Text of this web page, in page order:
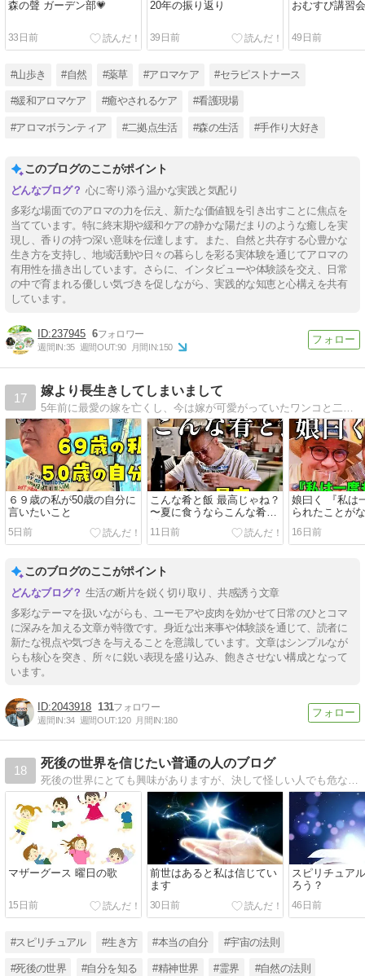
森の聲 ガーデン部💗
33日前
20年の振り返り
39日前
おむすび講習会
49日前
#山歩き #自然 #薬草 #アロマケア #セラピストナース
#緩和アロマケア #癒やされるケア #看護現場
#アロマボランティア #二拠点生活 #森の生活 #手作り大好き
このブログのここがポイント
心に寄り添う温かな実践と気配り
多彩な場面でのアロマの力を伝え、新たな価値観を引き出すことに焦点を
当てています。特に終末期や緩和ケアの静かな陽だまりのような癒しを実
現し、香りの持つ深い意味を伝達します。また、自然と共存する心豊かな
生き方を支持し、地域活動や日々の暮らしを彩る実体験を通じてアロマの
有用性を描き出しています。さらに、インタビューや体験談を交え、日常
の中で育まれる優しい気づきを促しながら、実践的な知恵と心構えを共有
しています。
237945 6
週間IN:35 週間OUT:90 月間IN:150
17
嫁より長生きしてしまいまして
６９歳の私が50歳の自分に
言いたいこと
5日前
こんな肴と飯 最高じゃね？
〜夏に食うならこんな肴と
11日前
娘曰く 『私は
られたことが
16日前
このブログのここがポイント
生活の断片を鋭く切り取り、共感誘う文章
多彩なテーマを扱いながらも、ユーモアや皮肉を効かせて日常のひとコマ
に深みを加える文章が特徴です。身近な出来事や体験談を通じて、読者に
新たな視点や気づきを与えることを意識しています。文章はシンプルなが
らも核心を突き、所々に鋭い表現を盛り込み、飽きさせない構成となって
います。
2043918 131
週間IN:34 週間OUT:120 月間IN:180
18
死後の世界を信じたい普通の人のブログ
死後の世界にとても興味がありますが、決して怪しい人でも危ない人でもありません。無宗教型のスピリチュアル趣味人♪ 特定の神様とかは信じてなくて、宇宙の法則的な力を信じています。物質より精神性に価値を置いた生き方をしています(*^^*)
マザーグース 曜日の歌
15日前
前世はあると私は信じてい
ます
30日前
スピリチュア
ろう？
46日前
#スピリチュアル #生き方 #本当の自分 #宇宙の法則
#死後の世界 #自分を知る #精神世界 #霊界 #自然の法則